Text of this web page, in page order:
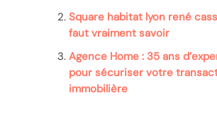
Square habitat lyon rené
faut vraiment savoir
Agence Home : 35 ans
pour sécuriser votre
immobilière